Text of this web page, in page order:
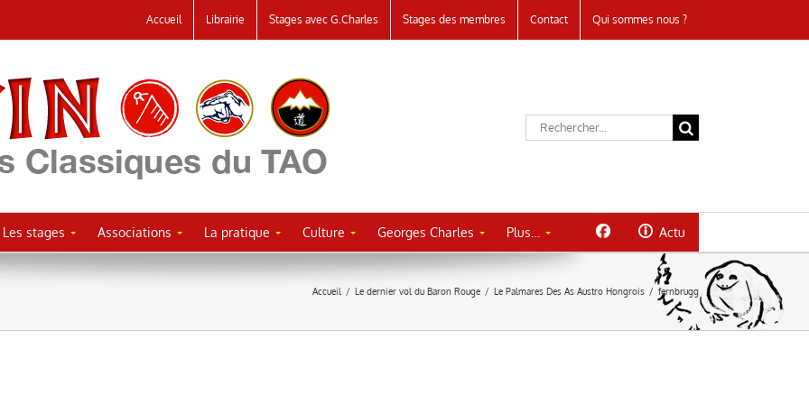
Accueil Librairie Stages avec G.Charles Stages des membres Contact Qui sommes nous ?
Rechercher:
Les stages Associations La pratique Culture Georges Charles Plus… Actu
Accueil / Le dernier vol du Baron Rouge / Le Palmares Des As Austro Hongrois / fernbrugg